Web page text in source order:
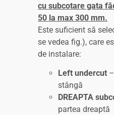
cu subcotare gata
50 la max 300 mm.
Este suficient să
se vedea fig.), care
de instalare:
Left undercut
stângă
DREAPTA
partea dreaptă